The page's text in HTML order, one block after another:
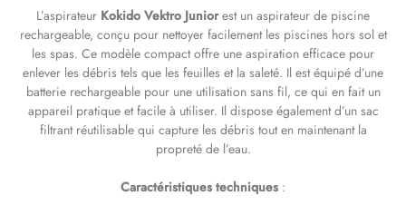
L’aspirateur Kokido Vektro Juniorest un aspirateur de piscine
rechargeable, conçu pour nettoyer facilement les piscines hors sol et
les spas. Ce modèle compact offre une aspiration efficace pour
enlever les débris tels que les feuilles et la saleté. Il est équipé d’une
batterie rechargeable pour une utilisation sans fil, ce qui en fait un
appareil pratique et facile à utiliser. Il dispose également d’un sac
filtrant réutilisable qui capture les débris tout en maintenant la
propreté de l’eau.
Caractéristiques techniques :